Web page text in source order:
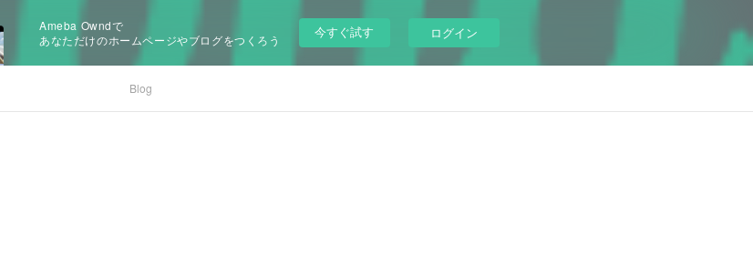
Ameba Owndで
あなただけのホームページやブログをつくろう
今すぐ試す ログイン
Blog